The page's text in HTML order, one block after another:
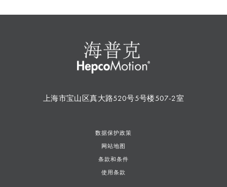
上海市宝山区真大路520号5号楼507-2室
数据保护政策
网站地图
条款和条件
使用条款